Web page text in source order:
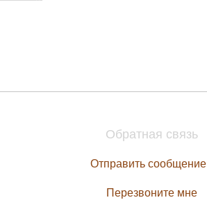
Обратная связь
Отправить сообщение
Перезвоните мне